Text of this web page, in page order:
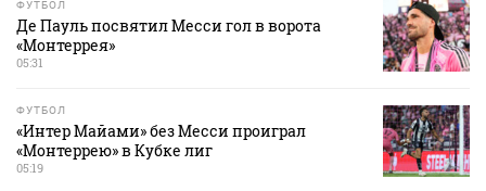
ФУТБОЛ
Де Пауль посвятил Месси гол в ворота
«Монтеррея»
05:31
ФУТБОЛ
«Интер Майами» без Месси проиграл
«Монтеррею» в Кубке лиг
05:19